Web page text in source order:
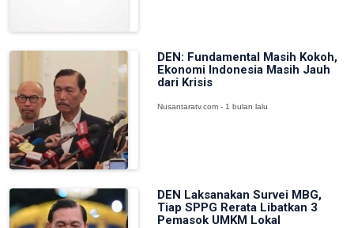
DEN: Fundamental Masih Kokoh,
Ekonomi Indonesia Masih Jauh
dari Krisis
Nusantaratv.com - 1 bulan lalu
DEN Laksanakan Survei MBG,
Tiap SPPG Rerata Libatkan 3
Pemasok UMKM Lokal